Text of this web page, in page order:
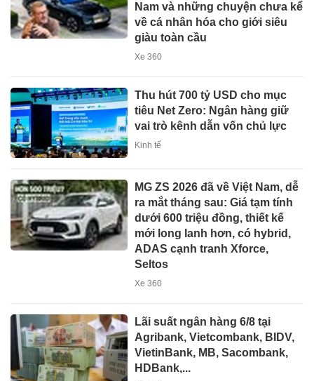
Nam và những chuyện chưa kể
về cá nhân hóa cho giới siêu
giàu toàn cầu
Xe 360
Thu hút 700 tỷ USD cho mục
tiêu Net Zero: Ngân hàng giữ
vai trò kênh dẫn vốn chủ lực
Kinh tế
MG ZS 2026 đã về Việt Nam, dễ
ra mắt tháng sau: Giá tạm tính
dưới 600 triệu đồng, thiết kế
mới long lanh hơn, có hybrid,
ADAS cạnh tranh Xforce,
Seltos
Xe 360
Lãi suất ngân hàng 6/8 tại
Agribank, Vietcombank, BIDV,
VietinBank, MB, Sacombank,
HDBank,...